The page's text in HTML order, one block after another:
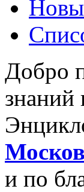
Добро
знаний
и по